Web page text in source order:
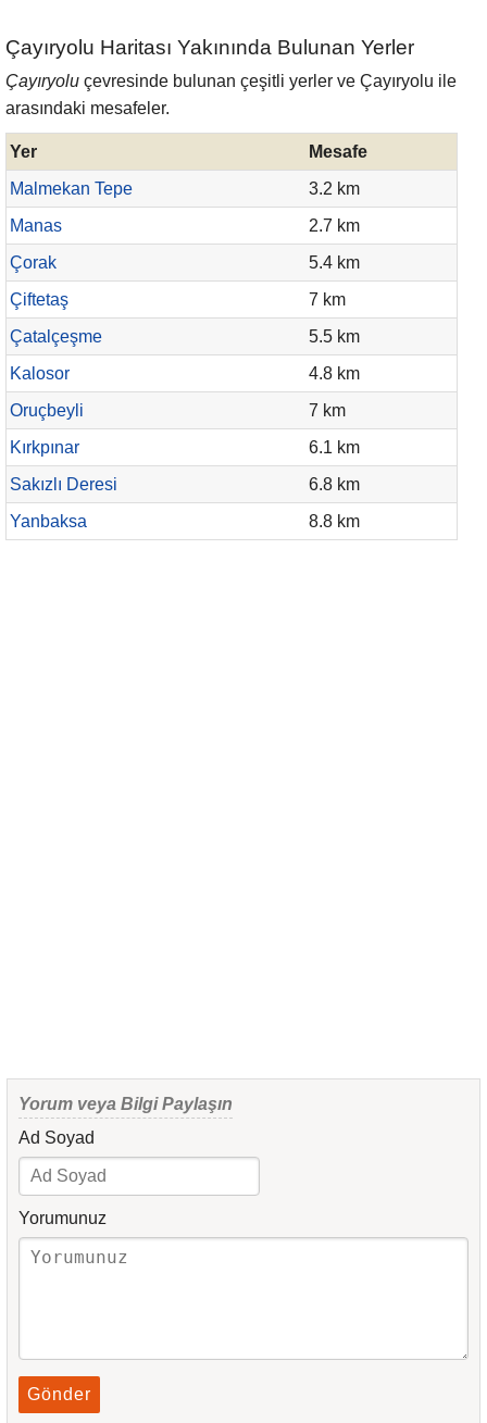
Çayıryolu Haritası Yakınında Bulunan Yerler
Çayıryolu çevresinde bulunan çeşitli yerler ve Çayıryolu ile
arasındaki mesafeler.
Yer
Mesafe
Malmekan Tepe
3.2 km
Manas
2.7 km
Çorak
5.4 km
Çiftetaş
7 km
Çatalçeşme
5.5 km
Kalosor
4.8 km
Oruçbeyli
7 km
Kırkpınar
6.1 km
Sakızlı Deresi
6.8 km
Yanbaksa
8.8 km
Yorum veya Bilgi Paylaşın
Ad Soyad
Yorumunuz
Gönder